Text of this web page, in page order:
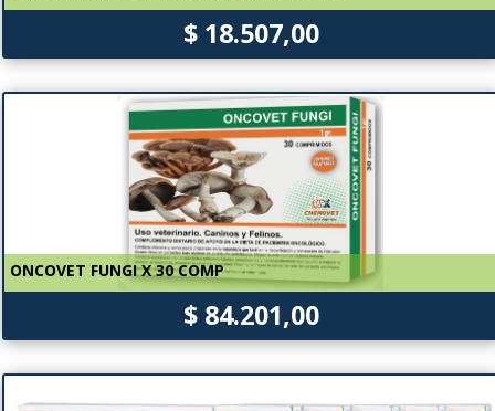
$ 18.507,00
ONCOVET FUNGI X 30 COMP
$ 84.201,00